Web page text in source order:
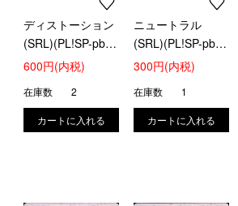
ディストーション
(SRL)(PL!SP-pb1-
023-SRL)
600円(内税)
在庫数 2
ニュートラル
(SRL)(PL!SP-pb1-
024-SRL)
300円(内税)
在庫数 1